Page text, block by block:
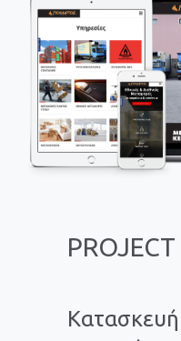
Κατασκευή